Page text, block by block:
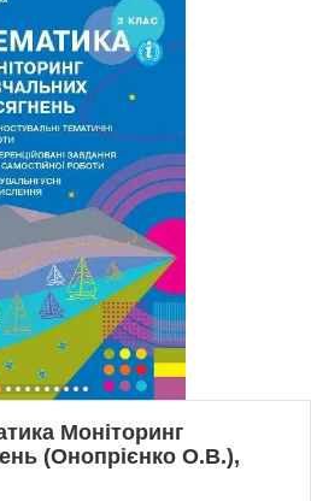
Моніторинг
(Онопрієнко О.В.),